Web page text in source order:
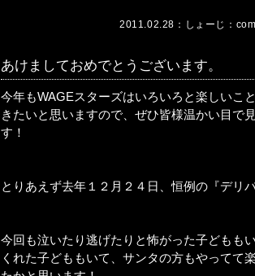
2011.02.28： しょーじ ：
あけましておめでとうございます。
今年もWAGEスターズはいろいろと楽しいこ
きたいと思いますので、ぜひ皆様温かい目で
す！
とりあえず去年１２月２４日、恒例の『デリ
今回も泣いたり逃げたりと怖がった子どもも
くれた子どももいて、サンタの方もやってて